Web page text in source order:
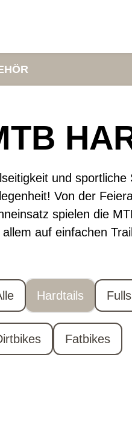
und
Von der
spielen die
auf einfachen
Hardtails
Fatbikes